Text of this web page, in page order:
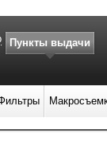
Пункты выдачи